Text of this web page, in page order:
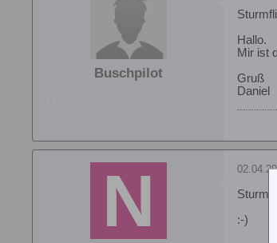
Buschpilot
Hallo.
Mir ist
Gruß
Daniel
:-)